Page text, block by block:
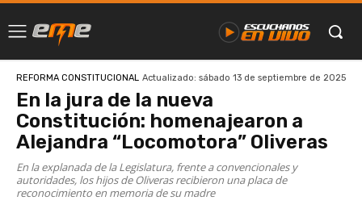
REFORMA CONSTITUCIONAL Actualizado: sábado 13 de septiembre de 2025
En la jura de la nueva
Constitución: homenajearon a
Alejandra “Locomotora” Oliveras
En la explanada de la Legislatura, frente a convencionales y
autoridades, los hijos de Oliveras recibieron una placa de
reconocimiento en memoria de su madre